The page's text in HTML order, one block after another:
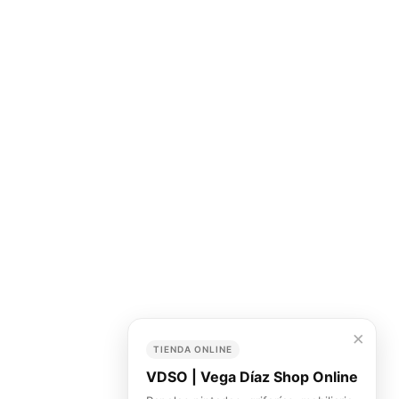
TIENDA ONLINE
VDSO | Vega Díaz Shop Online
×